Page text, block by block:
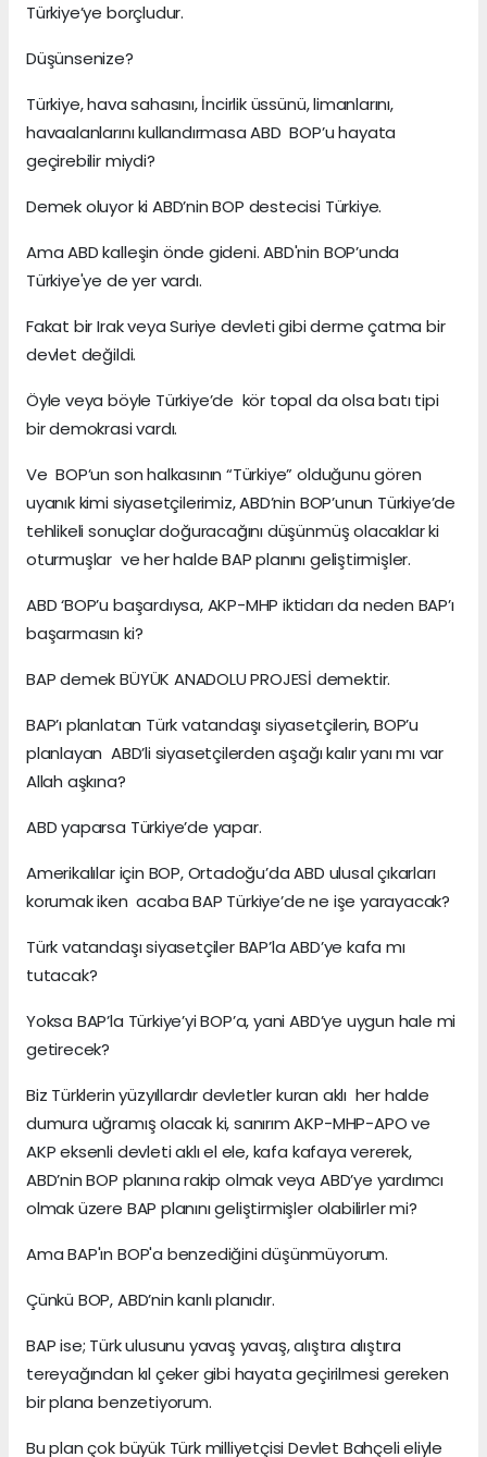
Türkiye’ye borçludur.
Düşünsenize?
Türkiye, hava sahasını, İncirlik üssünü, limanlarını,
havaalanlarını kullandırmasa ABD BOP’u hayata
geçirebilir miydi?
Demek oluyor ki ABD’nin BOP destecisi Türkiye.
Ama ABD kalleşin önde gideni. ABD'nin BOP’unda
Türkiye'ye de yer vardı.
Fakat bir Irak veya Suriye devleti gibi derme çatma bir
devlet değildi.
Öyle veya böyle Türkiye’de kör topal da olsa batı tipi
bir demokrasi vardı.
Ve BOP’un son halkasının “Türkiye” olduğunu gören
uyanık kimi siyasetçilerimiz, ABD’nin BOP’unun Türkiye’de
tehlikeli sonuçlar doğuracağını düşünmüş olacaklar ki
oturmuşlar ve her halde BAP planını geliştirmişler.
ABD ‘BOP’u başardıysa, AKP-MHP iktidarı da neden BAP’ı
başarmasın ki?
BAP demek BÜYÜK ANADOLU PROJESİ demektir.
BAP’ı planlatan Türk vatandaşı siyasetçilerin, BOP’u
planlayan ABD’li siyasetçilerden aşağı kalır yanı mı var
Allah aşkına?
ABD yaparsa Türkiye’de yapar.
Amerikalılar için BOP, Ortadoğu’da ABD ulusal çıkarları
korumak iken acaba BAP Türkiye’de ne işe yarayacak?
Türk vatandaşı siyasetçiler BAP’la ABD’ye kafa mı
tutacak?
Yoksa BAP’la Türkiye’yi BOP’a, yani ABD’ye uygun hale mi
getirecek?
Biz Türklerin yüzyıllardır devletler kuran aklı her halde
dumura uğramış olacak ki, sanırım AKP-MHP-APO ve
AKP eksenli devleti aklı el ele, kafa kafaya vererek,
ABD’nin BOP planına rakip olmak veya ABD’ye yardımcı
olmak üzere BAP planını geliştirmişler olabilirler mi?
Ama BAP'ın BOP'a benzediğini düşünmüyorum.
Çünkü BOP, ABD’nin kanlı planıdır.
BAP ise; Türk ulusunu yavaş yavaş, alıştıra alıştıra
tereyağından kıl çeker gibi hayata geçirilmesi gereken
bir plana benzetiyorum.
Bu plan çok büyük Türk milliyetçisi Devlet Bahçeli eliyle